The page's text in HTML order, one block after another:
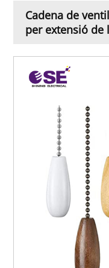
Cadena de
per extensió de